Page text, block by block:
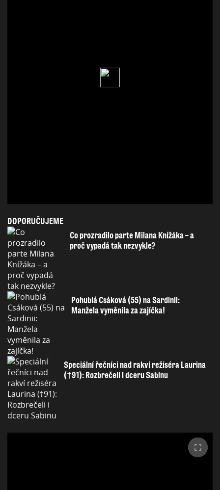
DOPORUČUJEME
Co prozradilo parte Milana Knížáka – a
proč vypadá tak nezvykle?
Pohublá Csáková (55) na Sardinii:
Manžela vyměnila za zajíčka!
Speciální řečníci nad rakví režiséra Laurina
(†91): Rozbrečeli i dceru Sabinu